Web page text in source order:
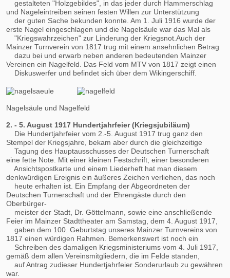
gestalteten "Holzgebildes", in das jeder durch Hammerschlag
und Nageleintreiben seinen festen Willen zur Unterstützung
der guten Sache bekunden konnte. Am 1. Juli 1916 wurde der
erste Nagel eingeschlagen und die Nagelsäule war das Mal als
"Kriegswahrzeichen" zur Linderung der Kriegsnot.Auch der
Mainzer Turnverein von 1817 trug mit einem ansehnlichen Betrag
dazu bei und erwarb neben anderen bedeutenden Mainzer
Vereinen ein Nagelfeld. Das Feld vom MTV von 1817 zeigt einen
Diskuswerfer und befindet sich über dem Wikingerschiff.
Nagelsäule und Nagelfeld
2. - 5. August 1917 Hundertjahrfeier (Kriegsjubiläum)
Die Hundertjahrfeier vom 2.-5. August 1917 trug ganz den
Stempel der Kriegsjahre, bekam aber durch die gleichzeitige
Tagung des Hauptausschusses der Deutschen Turnerschaft
eine fette Note. Mit einer kleinen Festschrift, einer besonderen
Ansichtspostkarte und einem Liederheft hat man diesem
denkwürdigen Ereignis ein äußeres Zeichen verliehen, das noch
heute erhalten ist. Ein Empfang der Abgeordneten der
Deutschen Turnerschaft und der Ehrengäste durch den
Oberbürger-
meister der Stadt, Dr. Göttelmann, sowie eine anschließende
Feier im Mainzer Stadttheater am Samstag, dem 4. August 1917,
gaben dem 100. Geburtstag unseres Mainzer Turnvereins von
1817 einen würdigen Rahmen. Bemerkenswert ist noch ein
Schreiben des damaligen Kriegsministeriums vom 4. Juli 1917,
gemäß dem allen Vereinsmitgliedern, die im Felde standen,
auf Antrag zudieser Hundertjahrfeier Sonderurlaub zu gewähren
war.